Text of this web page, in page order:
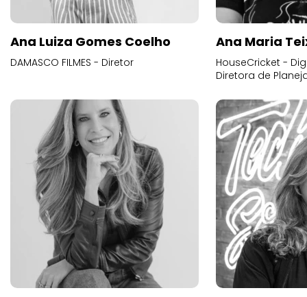
Ana Luiza Gomes Coelho
DAMASCO FILMES - Diretor
Ana Maria
HouseCricket -
Diretora de